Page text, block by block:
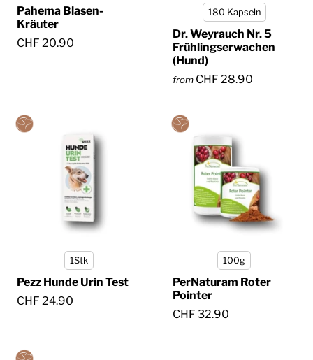
Pahema Blasen-
Kräuter
CHF 20.90
180 Kapseln
Dr. Weyrauch Nr. 5
Frühlingserwachen
(Hund)
from CHF 28.90
1Stk
Pezz Hunde Urin Test
CHF 24.90
100g
PerNaturam Roter
Pointer
CHF 32.90